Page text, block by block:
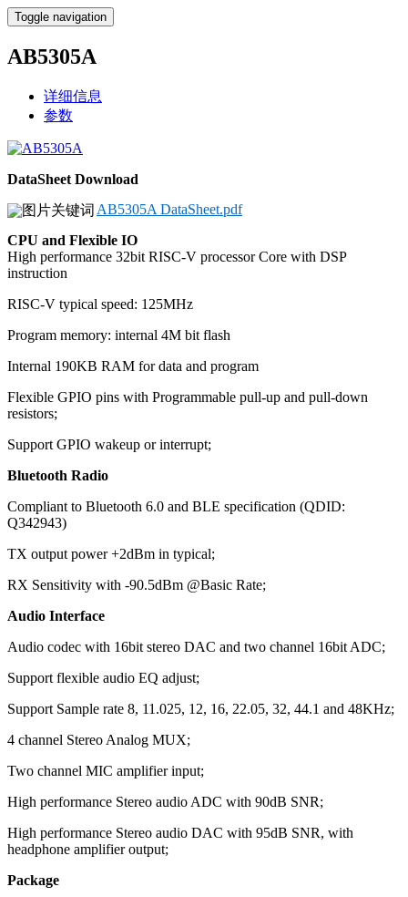
Toggle navigation
AB5305A
详细信息
参数
DataSheet Download
AB5305A DataSheet.pdf
CPU and Flexible IO
High performance 32bit RISC-V processor Core with DSP
instruction
RISC-V typical speed: 125MHz
Program memory: internal 4M bit flash
Internal 190KB RAM for data and program
Flexible GPIO pins with Programmable pull-up and pull-down
resistors;
Support GPIO wakeup or interrupt;
Bluetooth Radio
Compliant to Bluetooth 6.0 and BLE specification (QDID:
Q342943)
TX output power +2dBm in typical;
RX Sensitivity with -90.5dBm @Basic Rate;
Audio Interface
Audio codec with 16bit stereo DAC and two channel 16bit ADC;
Support flexible audio EQ adjust;
Support Sample rate 8, 11.025, 12, 16, 22.05, 32, 44.1 and 48KHz;
4 channel Stereo Analog MUX;
Two channel MIC amplifier input;
High performance Stereo audio ADC with 90dB SNR;
High performance Stereo audio DAC with 95dB SNR, with
headphone amplifier output;
Package